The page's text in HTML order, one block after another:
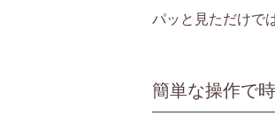
パッと見ただけで
簡単な操作で